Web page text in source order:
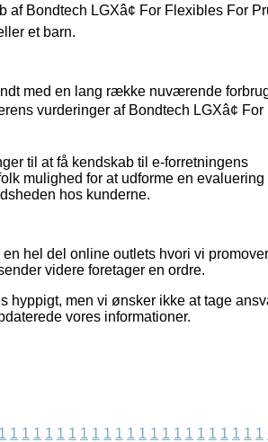
Bondtech LGXâ¢ For Flexibles For
et barn.
med en lang række nuværende
vurderinger af Bondtech LGXâ¢ For
til at få kendskab til e-forretningens
mulighed for at udforme en evaluering
hos kunderne.
hel del online outlets hvori vi
videre foretager en ordre.
hyppigt, men vi ønsker ikke at tage
vores informationer.
1 1 1 1 1 1 1 1 1 1 1 1 1 1 1 1 1 1 1 1 1 1 1